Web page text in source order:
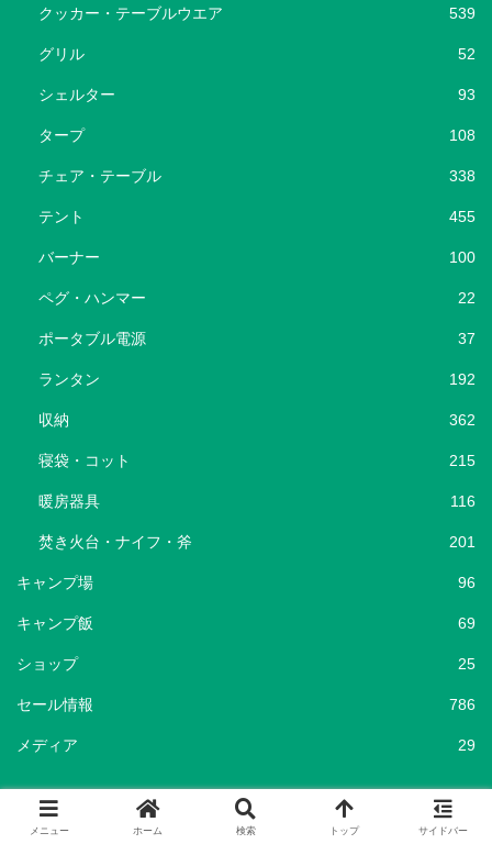
クッカー・テーブルウエア 539
グリル 52
シェルター 93
タープ 108
チェア・テーブル 338
テント 455
バーナー 100
ペグ・ハンマー 22
ポータブル電源 37
ランタン 192
収納 362
寝袋・コット 215
暖房器具 116
焚き火台・ナイフ・斧 201
キャンプ場 96
キャンプ飯 69
ショップ 25
セール情報 786
メディア 29
タグ
メニュー ホーム 検索 トップ サイドバー